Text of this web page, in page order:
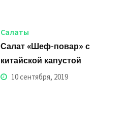
Салаты
Салат «Шеф-повар» с
китайской капустой
10 сентября, 2019